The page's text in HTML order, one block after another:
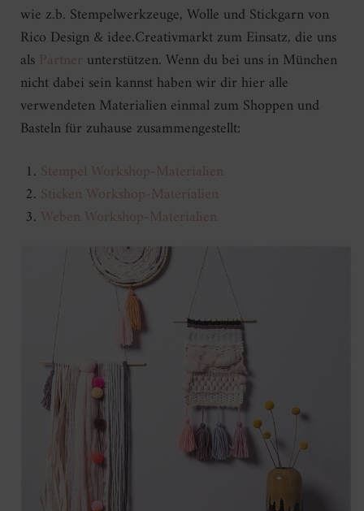
wie z.b. Stempelwerkzeuge, Wolle und Stickgarn von
Rico Design & idee.Creativmarkt zum Einsatz, die uns
als Partner unterstützen. Wenn du bei uns in München
nicht dabei sein kannst haben wir dir hier alle
verwendeten Materialien einmal zum Shoppen und
Basteln für zuhause zusammengestellt:
Stempel Workshop-Materialien
Sticken Workshop-Materialien
Weben Workshop-Materialien